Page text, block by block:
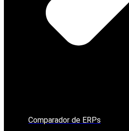
Comparador de ERPs